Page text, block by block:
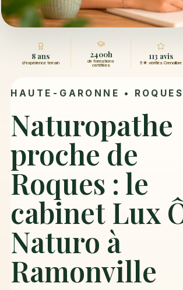
HAUTE-GARONNE • ROQUES
Naturopathe
proche de
Roques : le
cabinet Lux
Naturo à
Ramonville
8 ans
d’expérience terrain
2400h
de formations
certifiées
113 avis
5★ vérifiés Crenolibre